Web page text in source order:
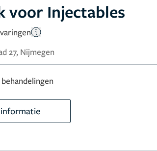
voor Injectables
27, Nijmegen